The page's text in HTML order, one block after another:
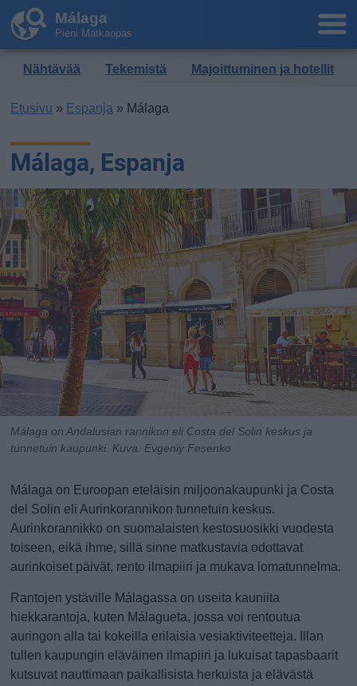
Málaga
Pieni Matkaopas
Nähtävää Tekemistä Majoittuminen ja hotellit
Etusivu » Espanja » Málaga
Málaga, Espanja
Málaga on Andalusian rannikon eli Costa del Solin keskus ja
tunnetuin kaupunki. Kuva: Evgeniy Fesenko
Málaga on Euroopan eteläisin miljoonakaupunki ja Costa
del Solin eli Aurinkorannikon tunnetuin keskus.
Aurinkorannikko on suomalaisten kestosuosikki vuodesta
toiseen, eikä ihme, sillä sinne matkustavia odottavat
aurinkoiset päivät, rento ilmapiiri ja mukava lomatunnelma.
Rantojen ystäville Málagassa on useita kauniita
hiekkarantoja, kuten Málagueta, jossa voi rentoutua
auringon alla tai kokeilla erilaisia vesiaktiviteetteja. Illan
tullen kaupungin eläväinen ilmapiiri ja lukuisat tapasbaarit
kutsuvat nauttimaan paikallisista herkuista ja elävästä